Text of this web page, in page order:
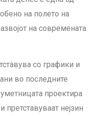
на полето на
на современата
со графики и
во последните
проектира
претставуваат нејзин